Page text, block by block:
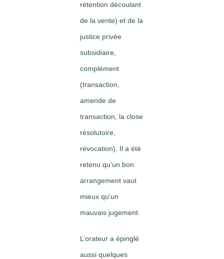
rétention découlant
de la vente) et de la
justice privée
subsidiaire,
complément
(transaction,
amende de
transaction, la close
résolutoire,
révocation). Il a été
retenu qu’un bon
arrangement vaut
mieux qu’un
mauvais jugement.
L’orateur a épinglé
aussi quelques